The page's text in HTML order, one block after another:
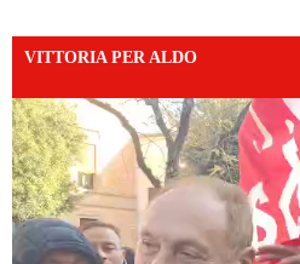
VITTORIA PER ALDO